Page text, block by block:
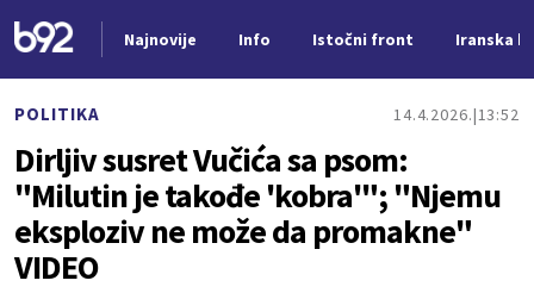
Najnovije Info Istočni front Iranska
POLITIKA 14.4.2026. 13:52
Dirljiv susret Vučića sa psom:
"Milutin je takođe 'kobra'"; "Njemu
eksploziv ne može da promakne"
VIDEO